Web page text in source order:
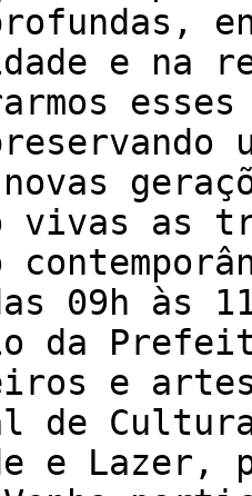
e na
vivas as
09h às
da
e
de
e Lazer,